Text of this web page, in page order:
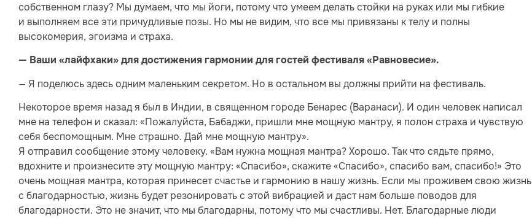
собственном глазу? Мы думаем, что мы йоги, потому что умеем делать стойки на руках или мы гибкие
и выполняем все эти причудливые позы. Но мы не видим, что все мы привязаны к телу и полны
высокомерия, эгоизма и страха.
— Ваши «лайфхаки» для достижения гармонии для гостей фестиваля «Равновесие».
— Я поделюсь здесь одним маленьким секретом. Но в остальном вы должны прийти на фестиваль.
Некоторое время назад я был в Индии, в священном городе Бенарес (Варанаси). И один человек написал
мне на телефон и сказал: «Пожалуйста, Бабаджи, пришли мне мощную мантру, я полон страха и чувствую
себя беспомощным. Мне страшно. Дай мне мощную мантру».
Я отправил сообщение этому человеку. «Вам нужна мощная мантра? Хорошо. Так что сядьте прямо,
вдохните и произнесите эту мощную мантру: «Спасибо», скажите «Спасибо», спасибо вам, спасибо!» Это
очень мощная мантра, которая принесет счастье и гармонию в нашу жизнь. Если мы проживем свою жизнь
с благодарностью, жизнь будет резонировать с этой вибрацией и даст нам больше поводов для
благодарности. Это не значит, что мы благодарны, потому что мы счастливы. Нет. Благодарные люди